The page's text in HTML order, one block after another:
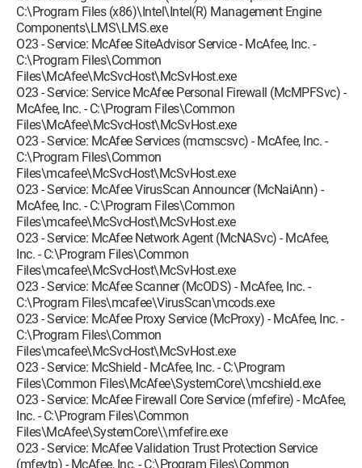
C:\Program Files (x86)\Intel\Intel(R) Management Engine
Components\LMS\LMS.exe
O23 - Service: McAfee SiteAdvisor Service - McAfee, Inc. -
C:\Program Files\Common
Files\McAfee\McSvcHost\McSvHost.exe
O23 - Service: Service McAfee Personal Firewall (McMPFSvc) -
McAfee, Inc. - C:\Program Files\Common
Files\McAfee\McSvcHost\McSvHost.exe
O23 - Service: McAfee Services (mcmscsvc) - McAfee, Inc. -
C:\Program Files\Common
Files\mcafee\McSvcHost\McSvHost.exe
O23 - Service: McAfee VirusScan Announcer (McNaiAnn) -
McAfee, Inc. - C:\Program Files\Common
Files\mcafee\McSvcHost\McSvHost.exe
O23 - Service: McAfee Network Agent (McNASvc) - McAfee,
Inc. - C:\Program Files\Common
Files\mcafee\McSvcHost\McSvHost.exe
O23 - Service: McAfee Scanner (McODS) - McAfee, Inc. -
C:\Program Files\mcafee\VirusScan\mcods.exe
O23 - Service: McAfee Proxy Service (McProxy) - McAfee, Inc. -
C:\Program Files\Common
Files\mcafee\McSvcHost\McSvHost.exe
O23 - Service: McShield - McAfee, Inc. - C:\Program
Files\Common Files\McAfee\SystemCore\\mcshield.exe
O23 - Service: McAfee Firewall Core Service (mfefire) - McAfee,
Inc. - C:\Program Files\Common
Files\McAfee\SystemCore\\mfefire.exe
O23 - Service: McAfee Validation Trust Protection Service
(mfevtp) - McAfee, Inc. - C:\Program Files\Common